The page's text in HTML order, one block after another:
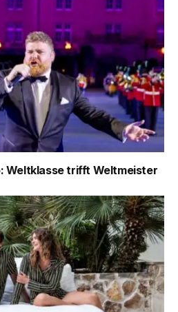
Weltklasse trifft Weltmeister